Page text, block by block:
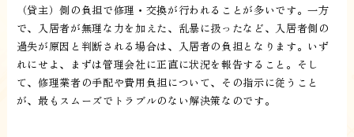
（貸主）側の負担で修理・交換が行われることが多いです。一方
で、入居者が無理な力を加えた、乱暴に扱ったなど、入居者側の
過失が原因と判断される場合は、入居者の負担となります。いず
れにせよ、まずは管理会社に正直に状況を報告すること。そし
て、修理業者の手配や費用負担について、その指示に従うこと
が、最もスムーズでトラブルのない解決策なのです。